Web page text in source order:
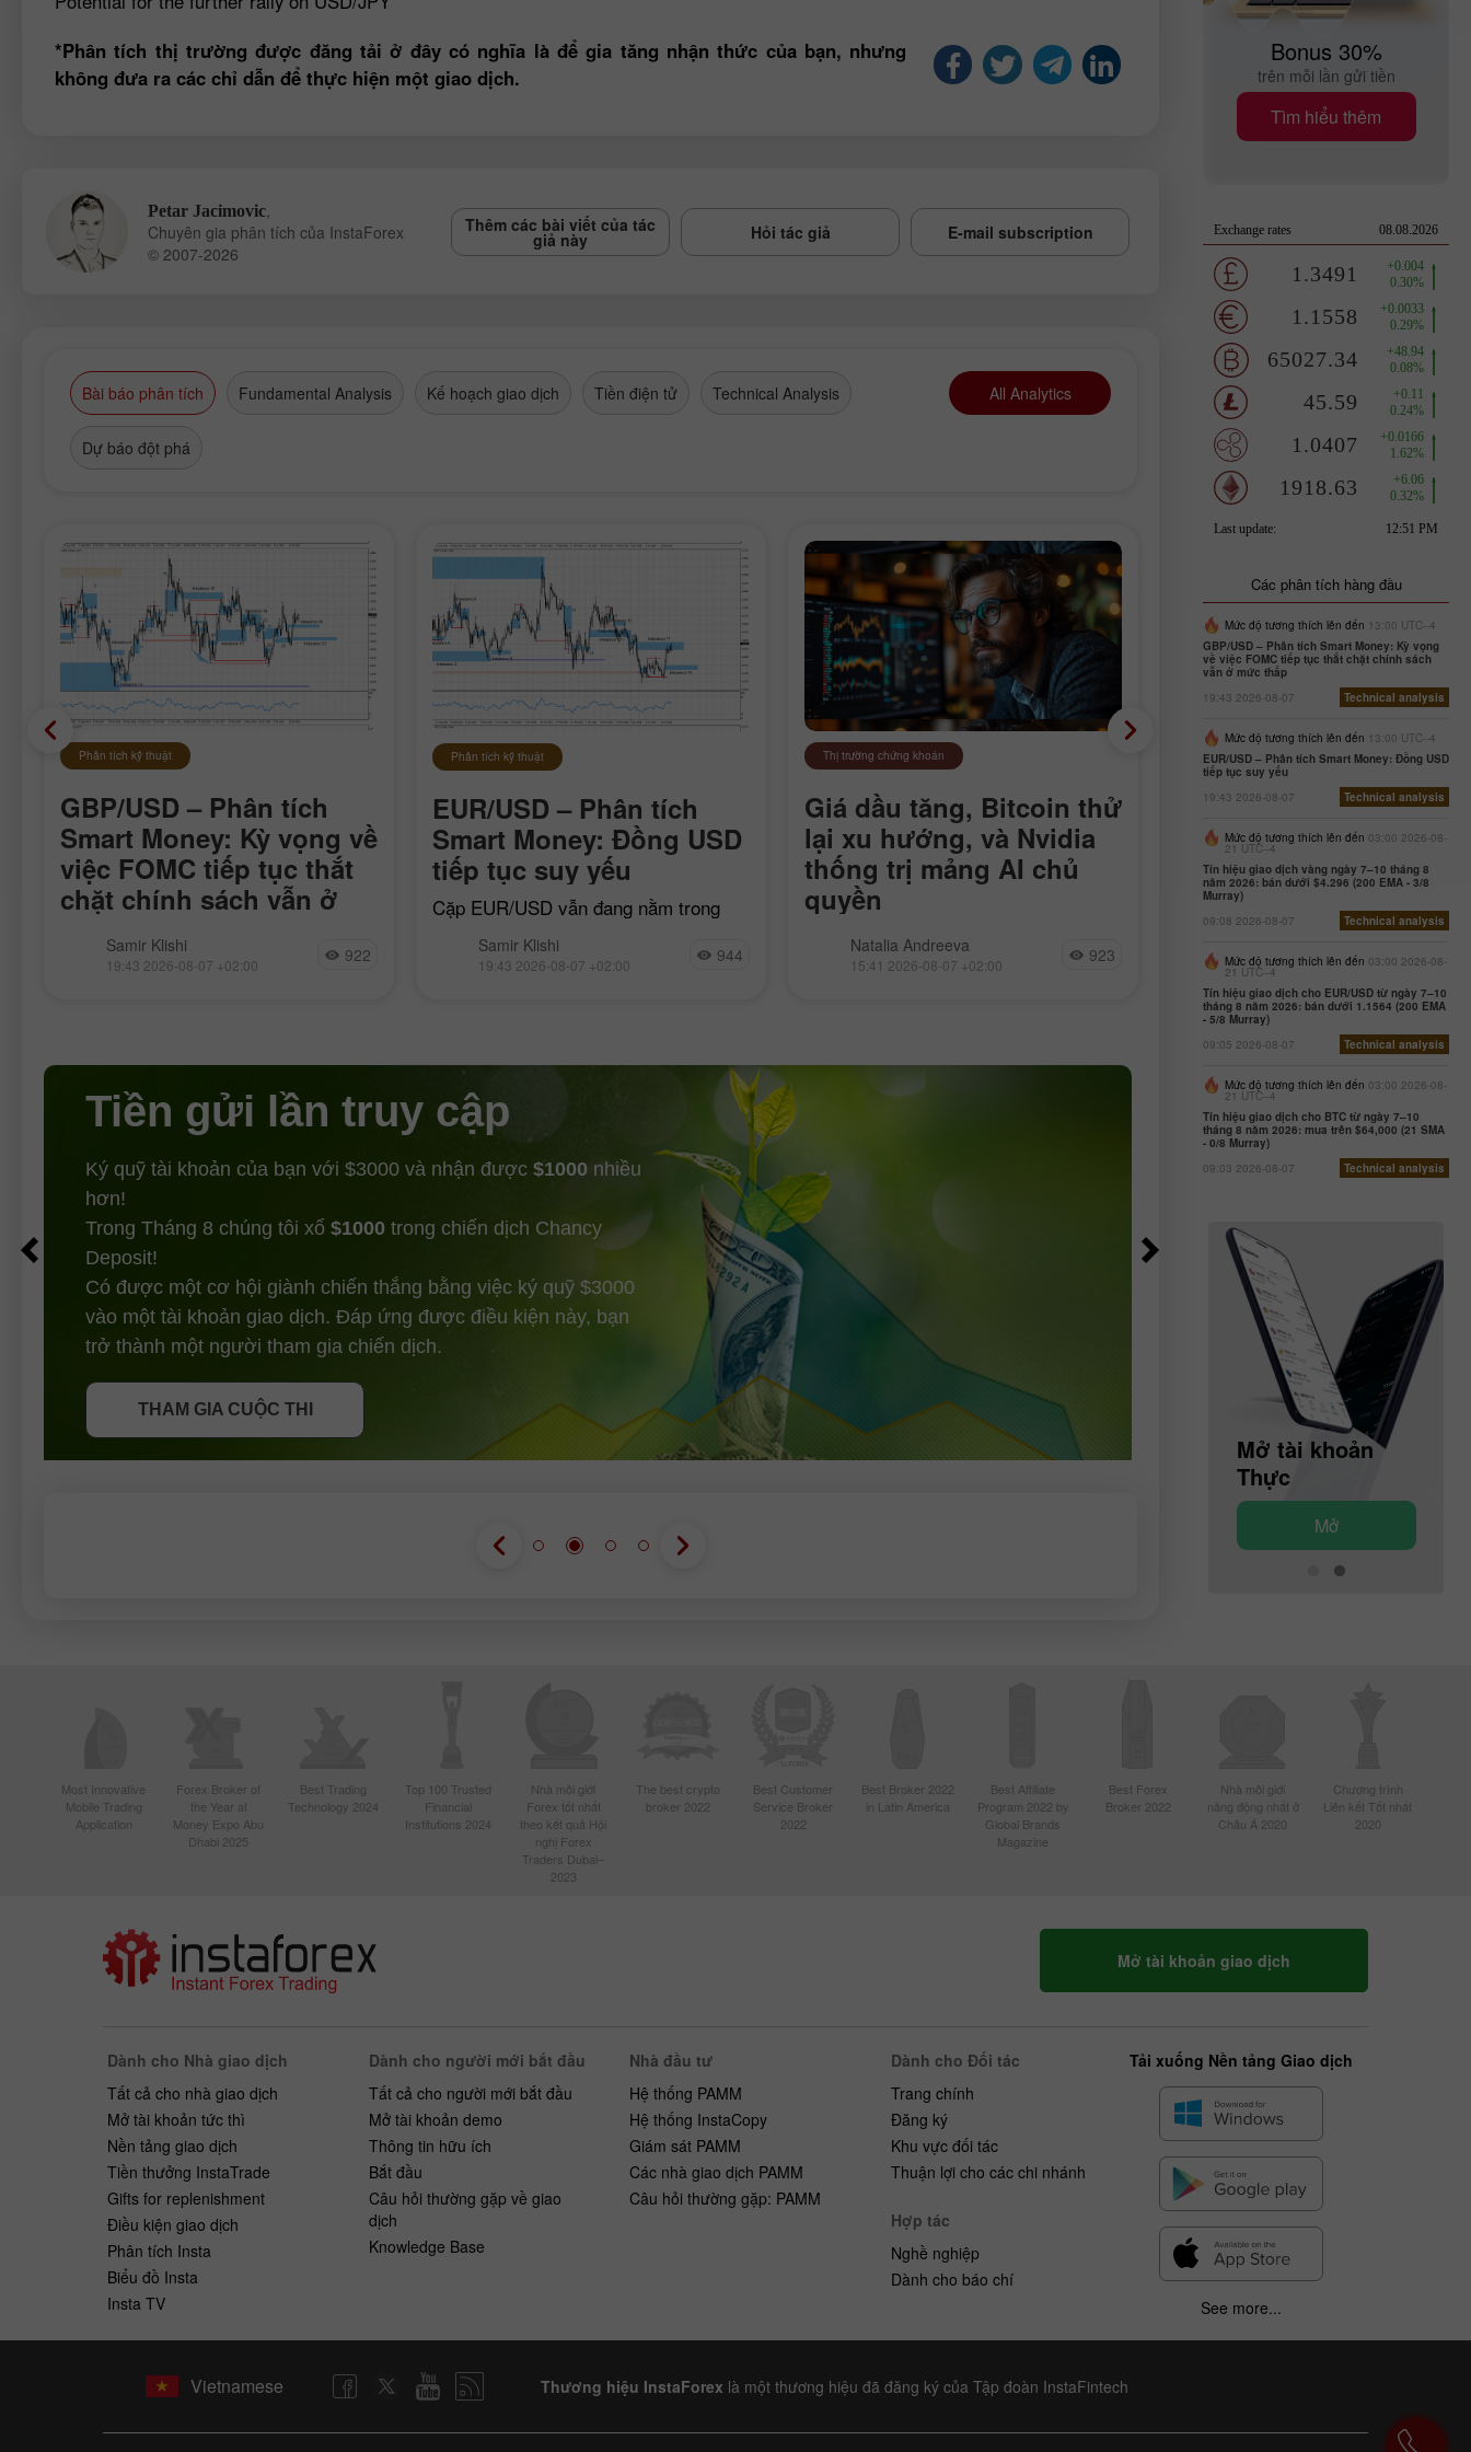
*Phân tích thị trường được đăng tải ở đây có nghĩa là để gia tăng nhận thức của bạn, nhưng
không đưa ra các chỉ dẫn để thực hiện một giao dịch.
Petar Jacimovic
Chuyên gia phân tích của InstaForex
© 2007-2026
Thêm các bài viết của tác
giả này Hỏi tác giả E-mail subscription
Bài báo phân tích Fundamental Analysis Kế hoạch giao dịch Tiền điện tử Technical Analysis
Dự báo đột phá
All Analytics
Phân tích kỹ thuật
GBP/USD – Phân tích
Smart Money: Kỳ vọng về
việc FOMC tiếp tục thắt
chặt chính sách vẫn ở
mức thấp
Cặp GBP/USD đã di chuyển khá bình
lặng trong tuần này, rõ ràng là đang
Samir Klishi
19:43 2026-08-07 +02:00 922
Phân tích kỹ thuật
EUR/USD – Phân tích
Smart Money: Đồng USD
tiếp tục suy yếu
Cặp EUR/USD vẫn đang nằm trong
ngày 17 tháng 4, nhưng mỗi ngày trôi
qua, phe mua lại tiến
Samir Klishi
19:43 2026-08-07 +02:00 944
Thị trường chứng khoán
Giá dầu tăng, Bitcoin thử
lại xu hướng, và Nvidia
thống trị mảng AI chủ
quyền
Iran đóng eo biển Hormuz đối với các
tàu “thù địch”, Bitcoin chạm đường xu
Natalia Andreeva
15:41 2026-08-07 +02:00 923
Phân tích cơ bản
Âm 23.000 thay vì
90.000: Thị trường lao
động Mỹ bất ngờ
sang tiêu cực
Số lượng việc làm phi nông nghiệp
(nonfarm payrolls) tại Mỹ đã giảm
23.000 trong tháng 7, trong khi các
nhà kinh tế học trước đó kỳ vọng
tăng
15:17 2026-08-07 +02:00
THAM GIA CUỘC THI
Tiền gửi lần truy cập
Ký quỹ tài khoản của bạn với $3000 và nhận được $1000 nhiều
hơn!
Trong Tháng 8 chúng tôi xổ $1000 trong chiến dịch Chancy
Deposit!
Có được một cơ hội giành chiến thắng bằng việc ký quỹ $3000
vào một tài khoản giao dịch. Đáp ứng được điều kiện này, bạn
trở thành một người tham gia chiến dịch.
THAM GIA CUỘC THI
THAM GIA CUỘC THI
NHẬN THƯỞNG
Bonus 30%
trên mỗi lần gửi tiền
Tìm hiểu thêm
Các phân tích hàng đầu
Mức độ tương thích lên đến 13:00 UTC--4
GBP/USD – Phân tích Smart Money: Kỳ vọng
về việc FOMC tiếp tục thắt chặt chính sách
vẫn ở mức thấp
19:43 2026-08-07
Technical analysis
Mức độ tương thích lên đến 13:00 UTC--4
EUR/USD – Phân tích Smart Money: Đồng USD
tiếp tục suy yếu
19:43 2026-08-07
Technical analysis
Mức độ tương thích lên đến 03:00 2026-08-
21 UTC--4
Tín hiệu giao dịch vàng ngày 7–10 tháng 8
năm 2026: bán dưới $4.296 (200 EMA - 3/8
Murray)
09:08 2026-08-07
Technical analysis
Mức độ tương thích lên đến 03:00 2026-08-
21 UTC--4
Tín hiệu giao dịch cho EUR/USD từ ngày 7–10
tháng 8 năm 2026: bán dưới 1.1564 (200 EMA
- 5/8 Murray)
09:05 2026-08-07
Technical analysis
Mức độ tương thích lên đến 03:00 2026-08-
21 UTC--4
Tín hiệu giao dịch cho BTC từ ngày 7–10
tháng 8 năm 2026: mua trên $64,000 (21 SMA
- 0/8 Murray)
09:03 2026-08-07
Technical analysis
Mở tài khoản
Mở tài khoản
Mở tài khoản
Mở tài khoản
Thực
Mở
Most Innovative
Mobile Trading
Application
Forex Broker of
the Year at
Money Expo Abu
Dhabi 2025
Best Trading
Technology 2024
Top 100 Trusted
Financial
Institutions 2024
Nhà môi giới
Forex tốt nhất
theo kết quả Hội
nghị Forex
Traders Dubai–
2023
The best crypto
broker 2022
Best Customer
Service Broker
2022
Best Broker 2022
in Latin America
Best Affiliate
Program 2022 by
Global Brands
Magazine
Best Forex
Broker 2022
Nhà môi giới
năng động nhất ở
Châu Á 2020
Chương trình
Liên kết Tốt nhất
2020
Mở tài khoản giao dịch
Dành cho Nhà giao dịch
Tất cả cho nhà giao dịch
Mở tài khoản tức thì
Nền tảng giao dịch
Tiền thưởng InstaTrade
Gifts for replenishment
Điều kiện giao dịch
Phân tích Insta
Biểu đồ Insta
Insta TV
Dành cho người mới bắt đầu
Tất cả cho người mới bắt đầu
Mở tài khoản demo
Thông tin hữu ích
Bắt ​​đầu
Câu hỏi thường gặp về giao
dịch
Knowledge Base
Nhà đầu tư
Hệ thống PAMM
Hệ thống InstaCopy
Giám sát PAMM
Các nhà giao dịch PAMM
Câu hỏi thường gặp: PAMM
Dành cho Đối tác
Trang chính
Đăng ký
Khu vực đối tác
Thuận lợi cho các chi nhánh
Hợp tác
Nghề nghiệp
Dành cho báo chí
Tải xuống Nền tảng Giao dịch
See more...
Vietnamese Thương hiệu InstaForex là một thương hiệu đã đăng ký của Tập đoàn InstaFintech